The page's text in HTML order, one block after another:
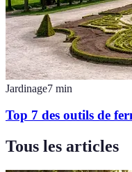
Jardinage7 min
Top 7 des outils de
Tous les articles